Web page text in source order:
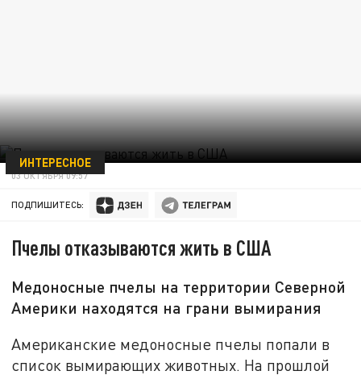
ИНТЕРЕСНОЕ
03 ОКТЯБРЯ 09:57
ПОДПИШИТЕСЬ:
Пчелы отказываются жить в США
Медоносные пчелы на территории Северной
Америки находятся на грани вымирания
Американские медоносные пчелы попали в
список вымирающих животных. На прошлой